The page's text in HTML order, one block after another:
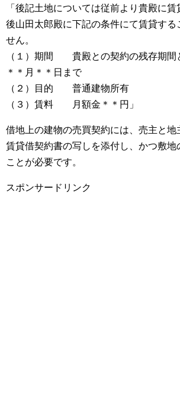
「後記土地については従前より貴殿に
後山田太郎殿に下記の条件にて賃貸する
せん。
（１）期間 貴殿との契約の残存期間
＊＊月＊＊日まで
（２）目的 普通建物所有
（３）賃料 月額金＊＊円」
借地上の建物の売買契約には、売主と地
賃貸借契約書の写しを添付し、かつ敷地
ことが必要です。
スポンサードリンク